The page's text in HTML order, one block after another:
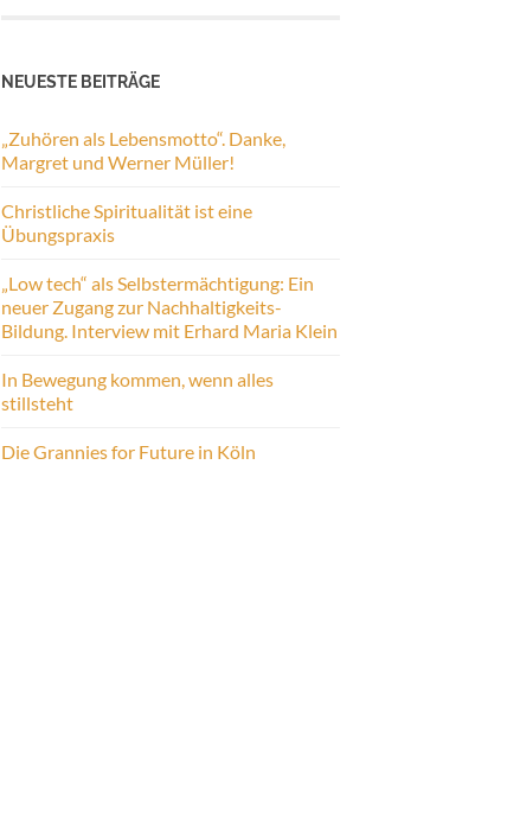
NEUESTE BEITRÄGE
„Zuhören als Lebensmotto“. Danke,
Margret und Werner Müller!
Christliche Spiritualität ist eine
Übungspraxis
„Low tech“ als Selbstermächtigung: Ein
neuer Zugang zur Nachhaltigkeits-
Bildung. Interview mit Erhard Maria Klein
In Bewegung kommen, wenn alles
stillsteht
Die Grannies for Future in Köln